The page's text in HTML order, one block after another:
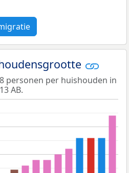
personen per huishouden in
AB.